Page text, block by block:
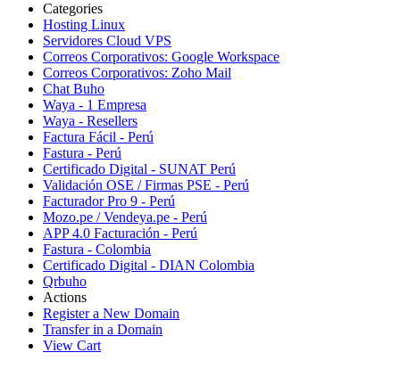
Categories
Hosting Linux
Servidores Cloud VPS
Correos Corporativos: Google Workspace
Correos Corporativos: Zoho Mail
Chat Buho
Waya - 1 Empresa
Waya - Resellers
Factura Fácil - Perú
Fastura - Perú
Certificado Digital - SUNAT Perú
Validación OSE / Firmas PSE - Perú
Facturador Pro 9 - Perú
Mozo.pe / Vendeya.pe - Perú
APP 4.0 Facturación - Perú
Fastura - Colombia
Certificado Digital - DIAN Colombia
Qrbuho
Actions
Register a New Domain
Transfer in a Domain
View Cart